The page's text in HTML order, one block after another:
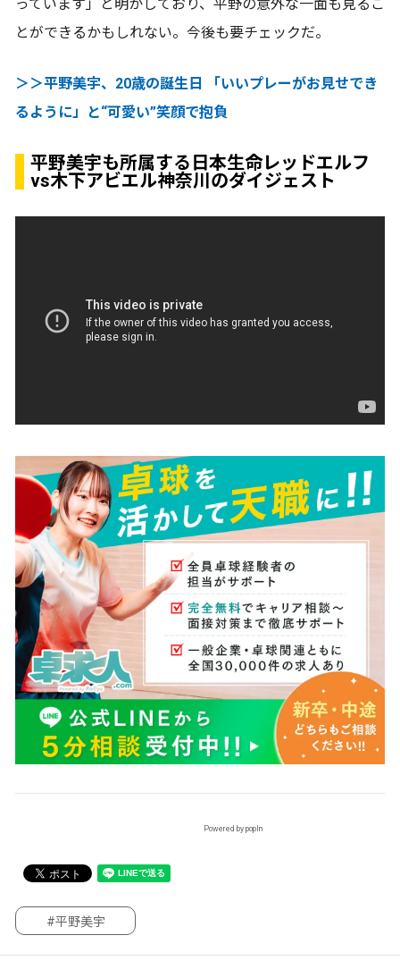
っています」と明かしており、平野の意外な一面も見るこ
とができるかもしれない。今後も要チェックだ。
＞＞平野美宇、20歳の誕生日 「いいプレーがお見せでき
るように」と“可愛い”笑顔で抱負
平野美宇も所属する日本生命レッドエルフ
vs木下アビエル神奈川のダイジェスト
Powered by popIn
#平野美宇